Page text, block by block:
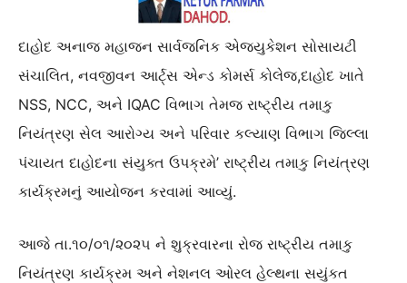
દાહોદ અનાજ મહાજન સાર્વજનિક એજ્યુકેશન સોસાયટી
સંચાલિત, નવજીવન આર્ટ્સ એન્ડ કોમર્સ કોલેજ,દાહોદ ખાતે
NSS, NCC, અને IQAC વિભાગ તેમજ રાષ્ટ્રીય તમાકુ
નિયંત્રણ સેલ આરોગ્ય અને પરિવાર કલ્યાણ વિભાગ જિલ્લા
પંચાયત દાહોદના સંયુક્ત ઉપક્રમે’ રાષ્ટ્રીય તમાકુ નિયંત્રણ
કાર્યક્રમનું આયોજન કરવામાં આવ્યું.
આજે તા.૧૦/૦૧/૨૦૨૫ ને શુક્રવારના રોજ રાષ્ટ્રીય તમાકુ
નિયંત્રણ કાર્યક્રમ અને નેશનલ ઓરલ હેલ્થના સયુંકત